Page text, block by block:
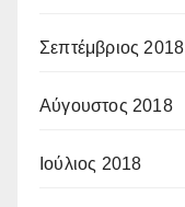
Σεπτέμβριος 2018
Αύγουστος 2018
Ιούλιος 2018